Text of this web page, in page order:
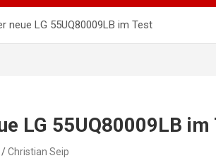
neue LG 55UQ80009LB im Test
LG 55UQ80009LB
Christian Seip